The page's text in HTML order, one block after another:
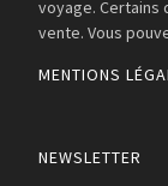
voyage. Certains
vente. Vous
MENTIONS
NEWSLETTER